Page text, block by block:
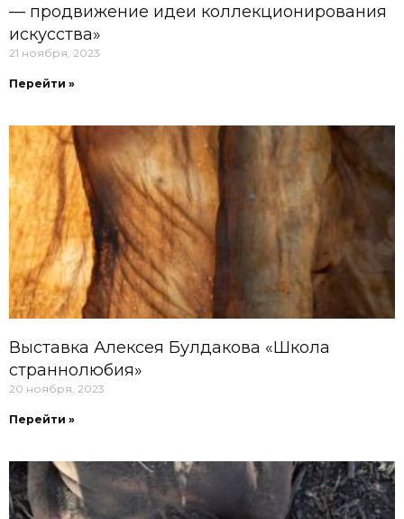
— продвижение идеи коллекционирования
искусства»
21 ноября, 2023
Перейти »
Выставка Алексея Булдакова «Школа
страннолюбия»
20 ноября, 2023
Перейти »